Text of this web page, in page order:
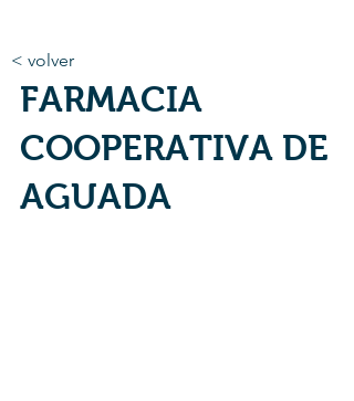
< volver
FARMACIA
COOPERATIVA DE
AGUADA